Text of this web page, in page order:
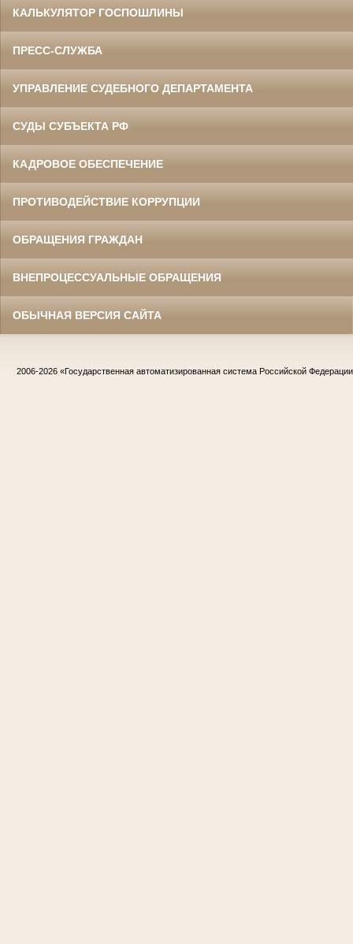
КАЛЬКУЛЯТОР ГОСПОШЛИНЫ
ПРЕСС-СЛУЖБА
УПРАВЛЕНИЕ СУДЕБНОГО ДЕПАРТАМЕНТА
СУДЫ СУБЪЕКТА РФ
КАДРОВОЕ ОБЕСПЕЧЕНИЕ
ПРОТИВОДЕЙСТВИЕ КОРРУПЦИИ
ОБРАЩЕНИЯ ГРАЖДАН
ВНЕПРОЦЕССУАЛЬНЫЕ ОБРАЩЕНИЯ
ОБЫЧНАЯ ВЕРСИЯ САЙТА
2006-2026 «Государственная автоматизированная система Российской